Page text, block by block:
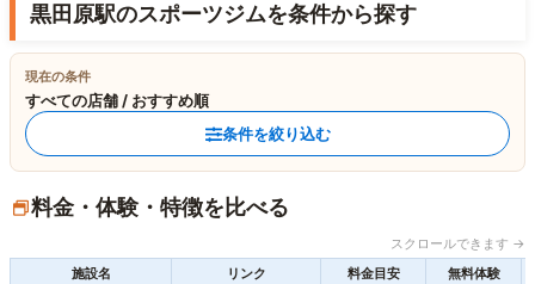
黒田原駅のスポーツジムを条件から探す
現在の条件
すべての店舗 / おすすめ順
条件を絞り込む
料金・体験・特徴を比べる
スクロールできます →
施設名
リンク 料金目安 無料体験